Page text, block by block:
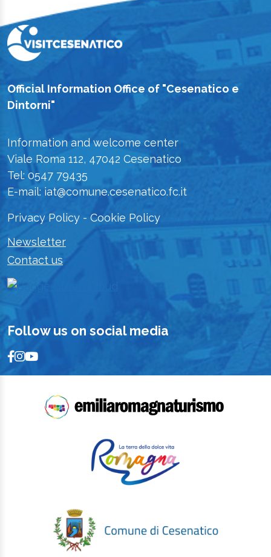
Official Information Office of "Cesenatico e
Dintorni"
Information and welcome center
Viale Roma 112, 47042 Cesenatico
Tel: 0547 79435
E-mail: iat@comune.cesenatico.fc.it
Privacy Policy - Cookie Policy
Newsletter
Contact us
Follow us on social media